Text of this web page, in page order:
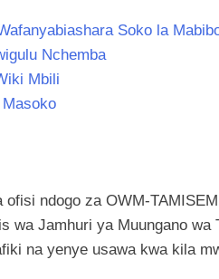
Soko la
Nchemba
Mbili
ndogo za OWM-
wa Jamhuri ya Muungano wa
na yenye usawa kwa kila